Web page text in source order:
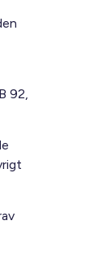
92,